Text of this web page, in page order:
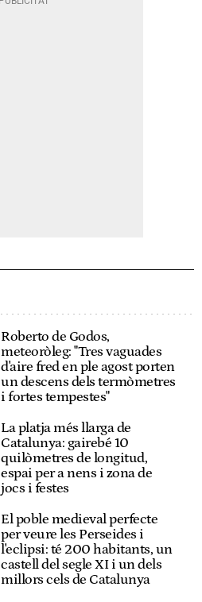
Roberto de Godos,
meteoròleg: "Tres vaguades
d'aire fred en ple agost porten
un descens dels termòmetres
i fortes tempestes"
La platja més llarga de
Catalunya: gairebé 10
quilòmetres de longitud,
espai per a nens i zona de
jocs i festes
El poble medieval perfecte
per veure les Perseides i
l'eclipsi: té 200 habitants, un
castell del segle XI i un dels
millors cels de Catalunya